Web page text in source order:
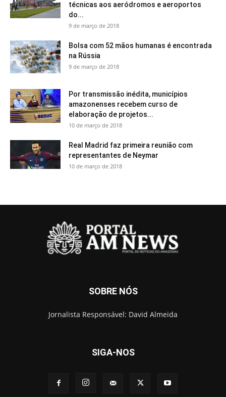
técnicas aos aeródromos e aeroportos
do...
9 de março de 2018
Bolsa com 52 mãos humanas é encontrada
na Rússia
9 de março de 2018
Por transmissão inédita, municípios
amazonenses recebem curso de
elaboração de projetos...
10 de março de 2018
Real Madrid faz primeira reunião com
representantes de Neymar
10 de março de 2018
SOBRE NÓS
Jornalista Responsável: David Almeida
SIGA-NOS